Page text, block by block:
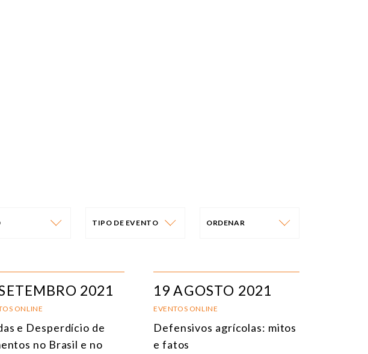
TIPO DE EVENTO
CONFERÊNCIAS
ORDENAR
TEMA
2021
ONLINE
e Desperdício de
no Brasil e no
19 AGOSTO 2021
EVENTOS ONLINE
Defensivos agrícolas: mitos
e fatos